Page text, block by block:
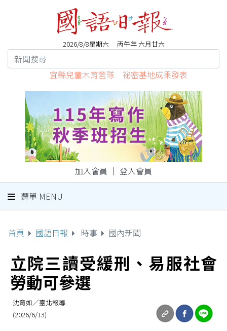
2026/8/8星期六 丙午年 六月廿六
宜縣兒童木育營隊 祕密基地成果發表
加入會員 ｜ 登入會員
選單 MENU
首頁 國語日報 時事 國內新聞
立院三讀受緩刑、易服社會
勞動可參選
沈育如／臺北報導
(2026/6/13)